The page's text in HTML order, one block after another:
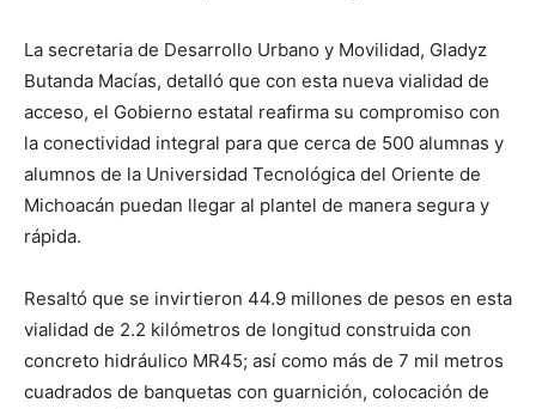
La secretaria de Desarrollo Urbano y Movilidad, Gladyz
Butanda Macías, detalló que con esta nueva vialidad de
acceso, el Gobierno estatal reafirma su compromiso con
la conectividad integral para que cerca de 500 alumnas y
alumnos de la Universidad Tecnológica del Oriente de
Michoacán puedan llegar al plantel de manera segura y
rápida.
Resaltó que se invirtieron 44.9 millones de pesos en esta
vialidad de 2.2 kilómetros de longitud construida con
concreto hidráulico MR45; así como más de 7 mil metros
cuadrados de banquetas con guarnición, colocación de